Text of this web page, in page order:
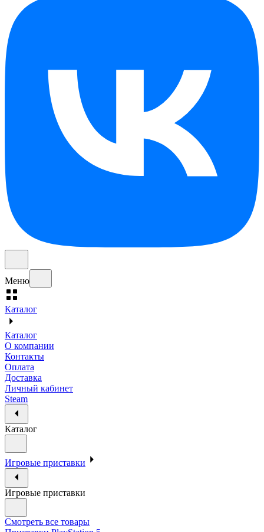
Меню
Каталог
Каталог
О компании
Контакты
Оплата
Доставка
Личный кабинет
Steam
Каталог
Игровые приставки
Игровые приставки
Смотреть все товары